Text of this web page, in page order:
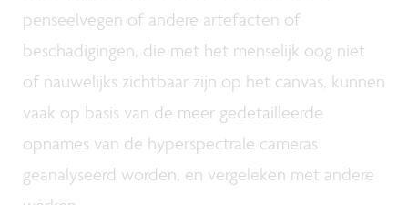
penseelvegen of andere artefacten of
beschadigingen, die met het menselijk oog niet
of nauwelijks zichtbaar zijn op het canvas, kunnen
vaak op basis van de meer gedetailleerde
opnames van de hyperspectrale cameras
geanalyseerd worden, en vergeleken met andere